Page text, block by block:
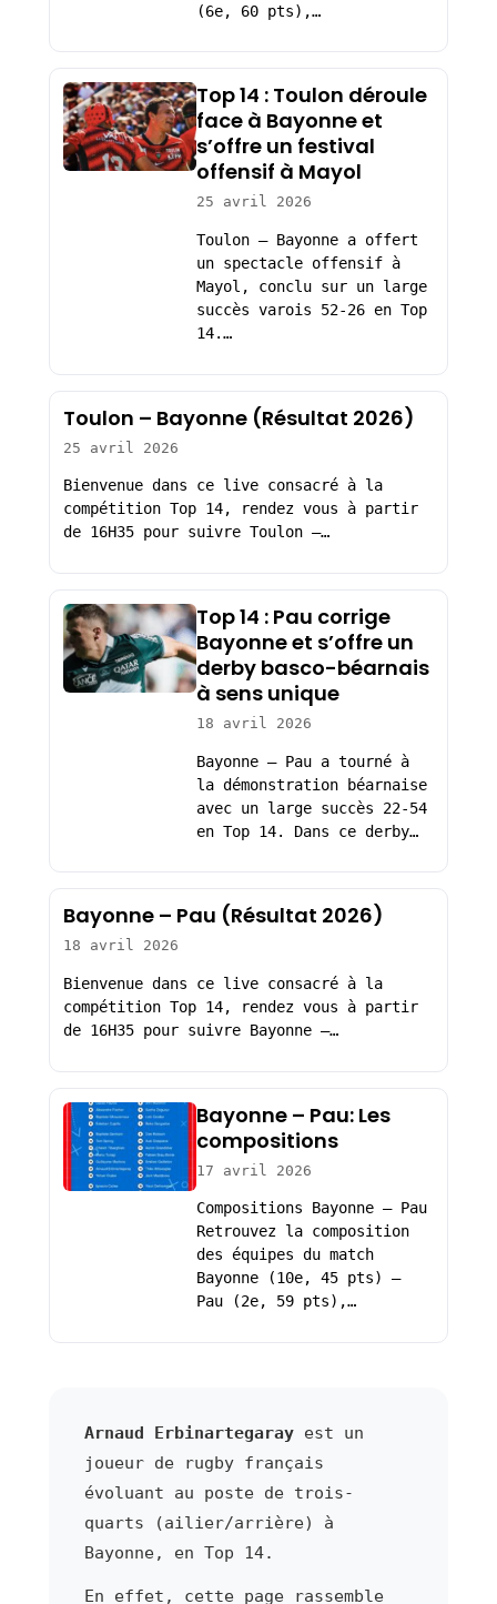
(6e, 60 pts),…
Top 14 : Toulon déroule
face à Bayonne et
s’offre un festival
offensif à Mayol
25 avril 2026
Toulon – Bayonne a offert
un spectacle offensif à
Mayol, conclu sur un large
succès varois 52-26 en Top
14.…
Toulon – Bayonne (Résultat 2026)
25 avril 2026
Bienvenue dans ce live consacré à la
compétition Top 14, rendez vous à partir
de 16H35 pour suivre Toulon –…
Top 14 : Pau corrige
Bayonne et s’offre un
derby basco-béarnais
à sens unique
18 avril 2026
Bayonne – Pau a tourné à
la démonstration béarnaise
avec un large succès 22-54
en Top 14. Dans ce derby…
Bayonne – Pau (Résultat 2026)
18 avril 2026
Bienvenue dans ce live consacré à la
compétition Top 14, rendez vous à partir
de 16H35 pour suivre Bayonne –…
Bayonne – Pau: Les
compositions
17 avril 2026
Compositions Bayonne – Pau
Retrouvez la composition
des équipes du match
Bayonne (10e, 45 pts) –
Pau (2e, 59 pts),…
Arnaud Erbinartegarayest un
joueur de rugby français
évoluant au poste de trois-
quarts (ailier/arrière) à
Bayonne, en Top 14.
En effet, cette page rassemble